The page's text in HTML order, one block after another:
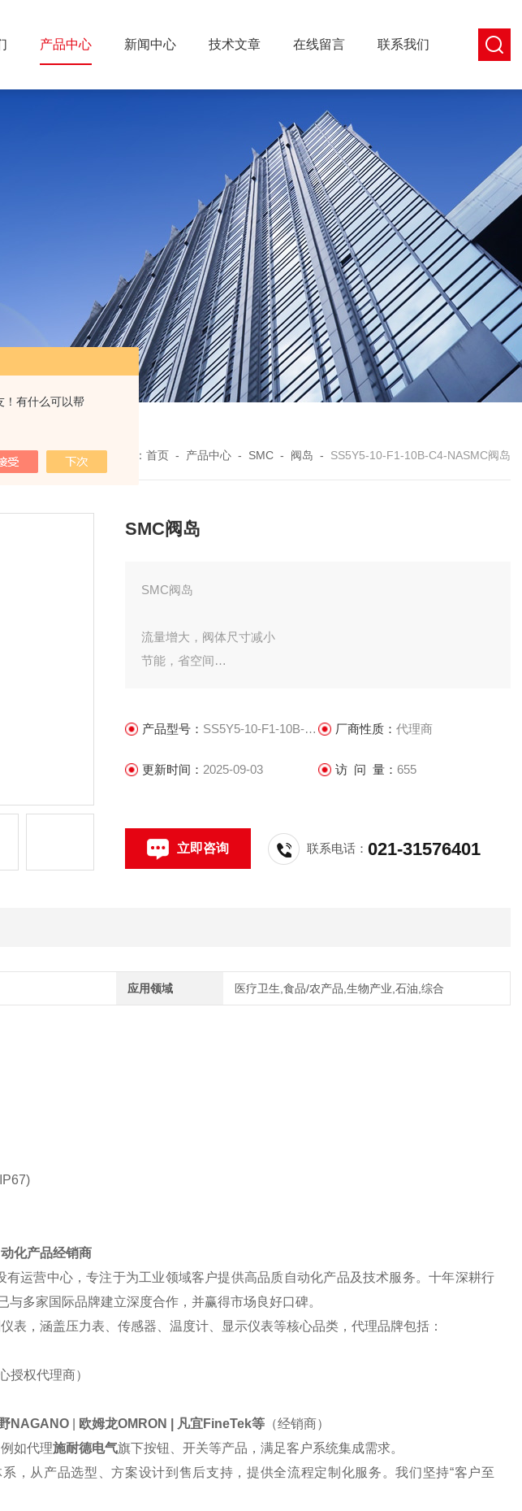
！有什么可以帮
产品中心 新闻中心 技术文章 在线留言 联系我们
您的位置： 首页 - 产品中心 - SMC - 阀岛 - SS5Y5-10-F1-10B-C4-NASMC阀岛
SMC阀岛
SMC阀岛
流量增大，阀体尺寸减小
节能，省空间
●对应插入式底板
●集装式型号: SS5Y3, SS5Y5，SS5Y7
产品型号： SS5Y5-10-F1-10B-C4-NA 厂商性质： 代理商
更新时间： 2025-09-03 访 问 量： 655
立即咨询 联系电话：021-31576401
应用领域 医疗卫生,食品/农产品,生物产业,石油,综合
化产品经销商
运营中心，专注于为工业领域客户提供高品质自动化产品及技术服务。十年深耕行
多家国际品牌建立深度合作，并赢得市场良好口碑。
表，涵盖压力表、传感器、温度计、显示仪表等核心品类，代理品牌包括：
授权代理商）
NAGANO 欧姆龙OMRON 凡宜FineTek等（经销商）
例如代理施耐德电气旗下按钮、开关等产品，满足客户系统集成需求。
，从产品选型、方案设计到售后支持，提供全流程定制化服务。我们坚持“客户至